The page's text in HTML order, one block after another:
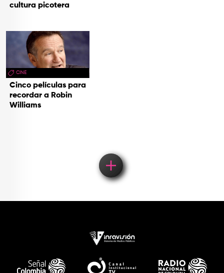
cultura picotera
CINE
Cinco películas para
recordar a Robin
Williams